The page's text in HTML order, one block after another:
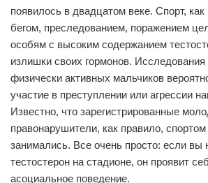
появилось в двадцатом веке. Спорт, как
бегом, преследованием, поражением
особям с высоким содержанием
излишки своих гормонов. Исследования
физически активных мальчиков
участие в преступлении или агрессии
Известно, что зарегистрированные
правонарушители, как правило, спортом
занимались. Все очень просто: если вы
тестостерон на стадионе, он проявит
асоциальное поведение.